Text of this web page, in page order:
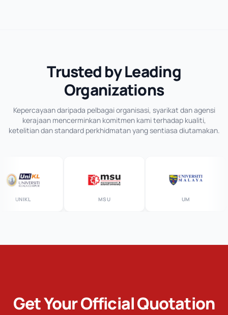
Trusted by Leading
Organizations
Kepercayaan daripada pelbagai organisasi, syarikat dan agensi
kerajaan mencerminkan komitmen kami terhadap kualiti,
ketelitian dan standard perkhidmatan yang sentiasa diutamakan.
UNIKL MSU UM
Get Your Official Quotation